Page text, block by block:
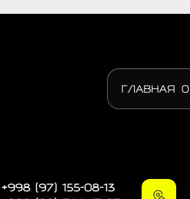
ГЛАВНАЯ
+998 (97) 155-08-13